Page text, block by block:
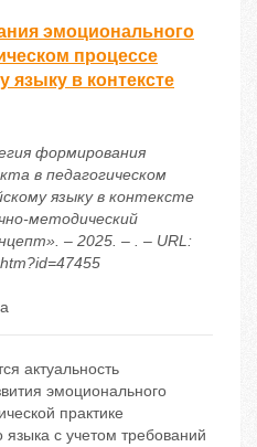
эмоционального
процессе
языку в контексте
формирования
в педагогическом
языку в контексте
методический
– 2025. – . – URL:
актуальность
эмоционального
практике
языка с учетом требований